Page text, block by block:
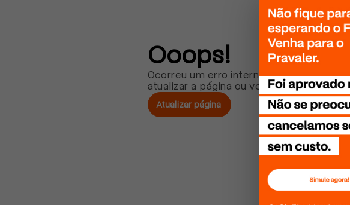
Ooops!
Ocorreu um erro interno. Por favor, tente
atualizar a página ou volte mais tarde!
Atualizar página